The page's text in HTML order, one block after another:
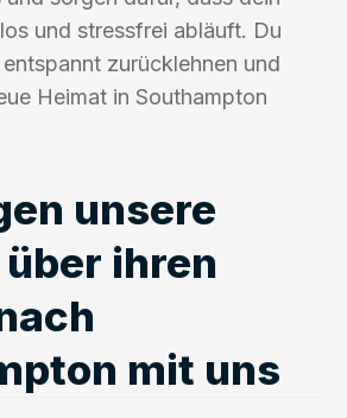
und stressfrei abläuft. Du
zurücklehnen und
Heimat in Southampton
unsere
ihren
mit uns